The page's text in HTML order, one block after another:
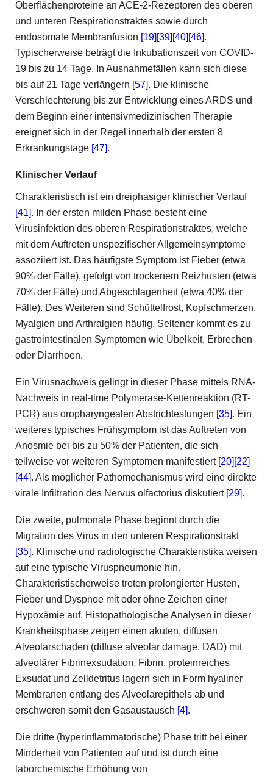
Oberflächenproteine an ACE-2-Rezeptoren des oberen
und unteren Respirationstraktes sowie durch
endosomale Membranfusion [19] [39] [40] [46].
Typischerweise beträgt die Inkubationszeit von COVID-
19 bis zu 14 Tage. In Ausnahmefällen kann sich diese
bis auf 21 Tage verlängern [57]. Die klinische
Verschlechterung bis zur Entwicklung eines ARDS und
dem Beginn einer intensivmedizinischen Therapie
ereignet sich in der Regel innerhalb der ersten 8
Erkrankungstage [47].
Klinischer Verlauf
Charakteristisch ist ein dreiphasiger klinischer Verlauf
[41]. In der ersten milden Phase besteht eine
Virusinfektion des oberen Respirationstraktes, welche
mit dem Auftreten unspezifischer Allgemeinsymptome
assoziiert ist. Das häufigste Symptom ist Fieber (etwa
90% der Fälle), gefolgt von trockenem Reizhusten (etwa
70% der Fälle) und Abgeschlagenheit (etwa 40% der
Fälle). Des Weiteren sind Schüttelfrost, Kopfschmerzen,
Myalgien und Arthralgien häufig. Seltener kommt es zu
gastrointestinalen Symptomen wie Übelkeit, Erbrechen
oder Diarrhoen.
Ein Virusnachweis gelingt in dieser Phase mittels RNA-
Nachweis in real-time Polymerase-Kettenreaktion (RT-
PCR) aus oropharyngealen Abstrichtestungen [35]. Ein
weiteres typisches Frühsymptom ist das Auftreten von
Anosmie bei bis zu 50% der Patienten, die sich
teilweise vor weiteren Symptomen manifestiert [20] [22]
[44]. Als möglicher Pathomechanismus wird eine direkte
virale Infiltration des Nervus olfactorius diskutiert [29].
Die zweite, pulmonale Phase beginnt durch die
Migration des Virus in den unteren Respirationstrakt
[35]. Klinische und radiologische Charakteristika weisen
auf eine typische Viruspneumonie hin.
Charakteristischerweise treten prolongierter Husten,
Fieber und Dyspnoe mit oder ohne Zeichen einer
Hypoxämie auf. Histopathologische Analysen in dieser
Krankheitsphase zeigen einen akuten, diffusen
Alveolarschaden (diffuse alveolar damage, DAD) mit
alveolärer Fibrinexsudation. Fibrin, proteinreiches
Exsudat und Zelldetritus lagern sich in Form hyaliner
Membranen entlang des Alveolarepithels ab und
erschweren somit den Gasaustausch [4].
Die dritte (hyperinflammatorische) Phase tritt bei einer
Minderheit von Patienten auf und ist durch eine
laborchemische Erhöhung von